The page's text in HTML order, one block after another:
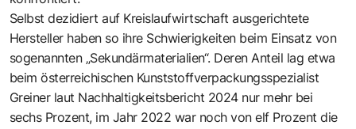
Selbst dezidiert auf Kreislaufwirtschaft ausgerichtete
Hersteller haben so ihre Schwierigkeiten beim Einsatz von
sogenannten „Sekundärmaterialien“. Deren Anteil lag etwa
beim österreichischen Kunststoffverpackungsspezialist
Greiner laut Nachhaltigkeitsbericht 2024 nur mehr bei
sechs Prozent, im Jahr 2022 war noch von elf Prozent die